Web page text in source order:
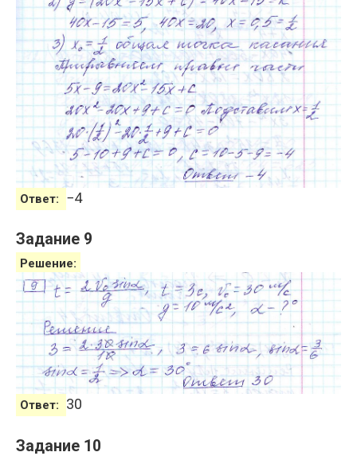
Ответ: −4
Задание 9
Решение:
Ответ: 30
Задание 10